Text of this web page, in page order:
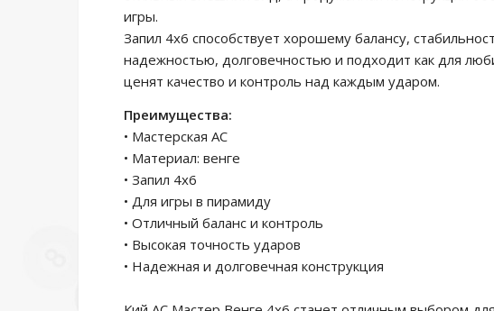
игры.
Запил 4х6 способствует хорошему балансу,
надежностью, долговечностью и подходит как для
ценят качество и контроль над каждым ударом.
Преимущества:
• Мастерская АС
• Материал: венге
• Запил 4х6
• Для игры в пирамиду
• Отличный баланс и контроль
• Высокая точность ударов
• Надежная и долговечная конструкция